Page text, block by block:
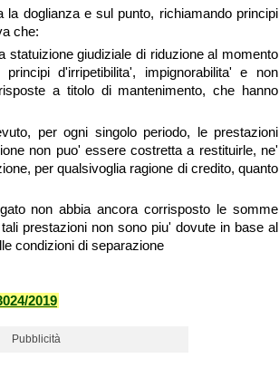
la doglianza e sul punto, richiamando principi
che:
statuizione giudiziale di riduzione al momento
d'irripetibilita', impignorabilita' e non
a titolo di mantenimento, che hanno
per ogni singolo periodo, le prestazioni
non puo' essere costretta a restituirle, ne'
per qualsivoglia ragione di credito, quanto
non abbia ancora corrisposto le somme
prestazioni non sono piu' dovute in base al
condizioni di separazione
2019
Pubblicità